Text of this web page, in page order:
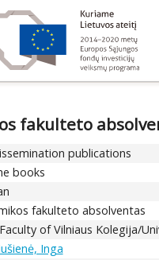
fakulteto
publications
books
fakulteto absolventas
of Vilniaus Kolegija/
Inga